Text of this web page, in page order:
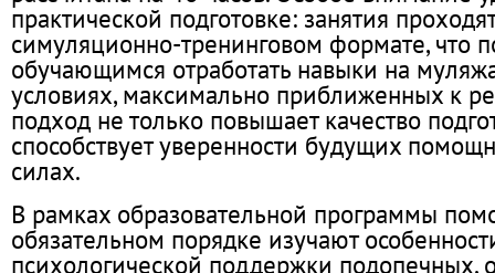
практической подготовке: занятия
симуляционно-тренинговом формате, что
обучающимся отработать навыки на
условиях, максимально приближенных к
подход не только повышает качество
способствует уверенности будущих
силах.
В рамках образовательной программы
обязательном порядке изучают
психологической поддержки подопечных,